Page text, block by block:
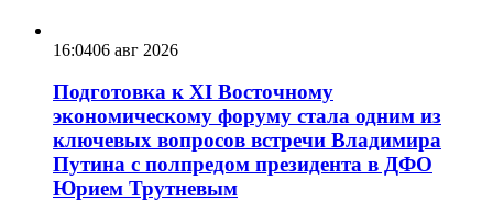
16:0406 авг 2026
Подготовка к XI Восточному
экономическому форуму стала одним из
ключевых вопросов встречи Владимира
Путина с полпредом президента в ДФО
Юрием Трутневым